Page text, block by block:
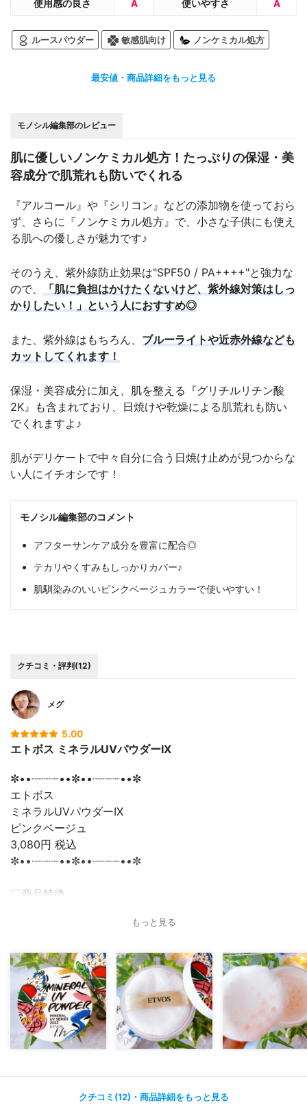
使用感の良さ A 使いやすさ A
ルースパウダー 敏感肌向け ノンケミカル処方
最安値・商品詳細をもっと見る
モノシル編集部のレビュー
肌に優しいノンケミカル処方！たっぷりの保湿・美
容成分で肌荒れも防いでくれる
『アルコール』や『シリコン』などの添加物を使っておら
ず、さらに『ノンケミカル処方』で、小さな子供にも使え
る肌への優しさが魅力です♪
そのうえ、紫外線防止効果は"SPF50 / PA++++"と強力な
ので、
「肌に負担はかけたくないけど、紫外線対策はしっ
かりしたい！」という人におすすめ◎
また、紫外線はもちろん、 ブルーライトや近赤外線なども
カットしてくれます！
保湿・美容成分に加え、肌を整える『グリチルリチン酸
2K』も含まれており、日焼けや乾燥による肌荒れも防い
でくれますよ♪
肌がデリケートで中々自分に合う日焼け止めが見つからな
い人にイチオシです！
モノシル編集部のコメント
アフターサンケア成分を豊富に配合◎
テカリやくすみもしっかりカバー♪
肌馴染みのいいピンクベージュカラーで使いやすい！
クチコミ・評判(12)
メグ
5.00
エトボス ミネラルUVパウダーIX
✼••┈┈┈┈••✼••┈┈┈┈••✼
エトボス
ミネラルUVパウダーIX
ピンクベージュ
3,080円 税込
✼••┈┈┈┈••✼••┈┈┈┈••✼
〇商品特徴
*日焼け止めフェイスパウダー
*ローズエキスや保湿成分配合でくすみをカバー
～使用感～
パフが厚みがあってフワフワと肌辺りよくて優しいです。
微粒な粉質でしっとりとしているので乾燥を感じませんで
した。
もっと見る
クチコミ(12)・商品詳細をもっと見る